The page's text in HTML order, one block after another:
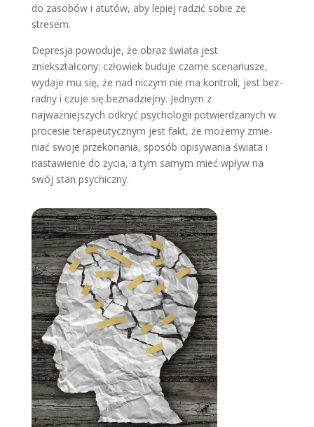
do zasobów i atutów, aby lepiej radzić sobie ze
stresem.
Depresja powoduje, że obraz świata jest
zniekształcony: człowiek buduje czarne scenariusze,
wydaje mu się, że nad niczym nie ma kontroli, jest bez­
radny i czuje się beznadziejny. Jednym z
najważniejszych odkryć psychologii potwierdzanych w
procesie terapeu­tycznym jest fakt, że możemy zmie­
niać swoje przekonania, sposób opi­sywania świata i
nastawienie do życia, a tym samym mieć wpływ na
swój stan psychiczny.